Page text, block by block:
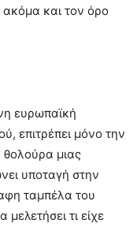
ακόμα και τον όρο
ευρωπαϊκή
επιτρέπει μόνο την
θολούρα μιας
υποταγή στην
ταμπέλα του
τι είχε